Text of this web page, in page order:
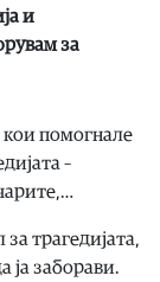
и
за
кои помогнале
–
трагедијата,
ја заборави.